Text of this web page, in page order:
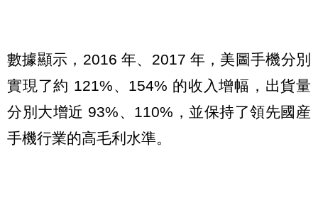
數據顯示，2016 年、2017 年，美圖手機分別
實現了約 121%、154% 的收入增幅，出貨量
分別大增近 93%、110%，並保持了領先國産
手機行業的高毛利水準。